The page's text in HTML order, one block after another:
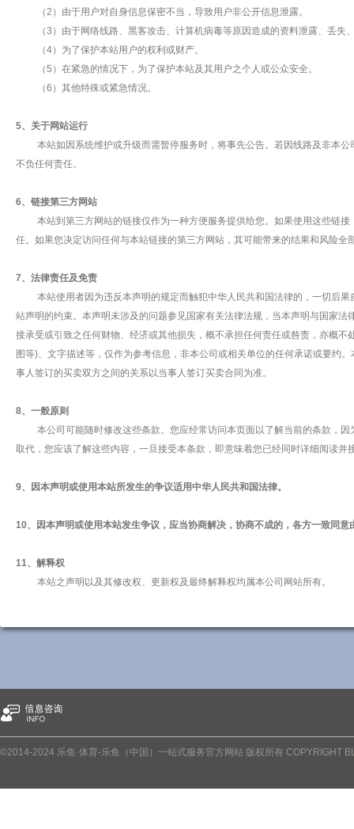
（2）由于用户对自身信息保密不当，导致用户非公开信息泄露。
（3）由于网络线路、黑客攻击、计算机病毒等原因造成的资料泄露、丢失
（4）为了保护本站用户的权利或财产。
（5）在紧急的情况下，为了保护本站及其用户之个人或公众安全。
（6）其他特殊或紧急情况。
5、关于网站运行
本站如因系统维护或升级而需暂停服务时，将事先公告。若因线路及非本公
不负任何责任。
6、链接第三方网站
本站到第三方网站的链接仅作为一种方便服务提供给您。如果使用这些链接
任。如果您决定访问任何与本站链接的第三方网站，其可能带来的结果和风险全
7、法律责任及免责
本站使用者因为违反本声明的规定而触犯中华人民共和国法律的，一切后果
站声明的约束。本声明未涉及的问题参见国家有关法律法规，当本声明与国家
接承受或引致之任何财物、经济或其他损失，概不承担任何责任或咎责，亦概
图等)、文字描述等，仅作为参考信息，非本公司或相关单位的任何承诺或要约
事人签订的买卖双方之间的关系以当事人签订买卖合同为准。
8、一般原则
本公司可能随时修改这些条款。您应经常访问本页面以了解当前的条款，因
取代，您应该了解这些内容，一旦接受本条款，即意味着您已经同时详细阅读并
9、因本声明或使用本站所发生的争议适用中华人民共和国法律。
10、因本声明或使用本站发生争议，应当协商解决，协商不成的，各方一致同意
11、解释权
本站之声明以及其修改权、更新权及最终解释权均属本公司网站所有。
©2014-2024 乐鱼·体育-乐鱼（中国）一站式服务官方网站 版权所有 COPYRIGHT